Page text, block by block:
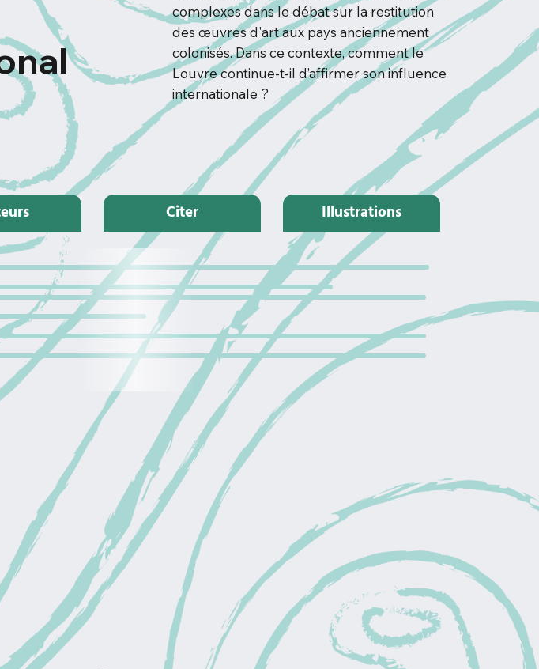
complexes dans le débat sur la restitution
des œuvres d'art aux pays anciennement
colonisés. Dans ce contexte, comment le
Louvre continue-t-il d’affirmer son influence
internationale ?
Citer Illustrations